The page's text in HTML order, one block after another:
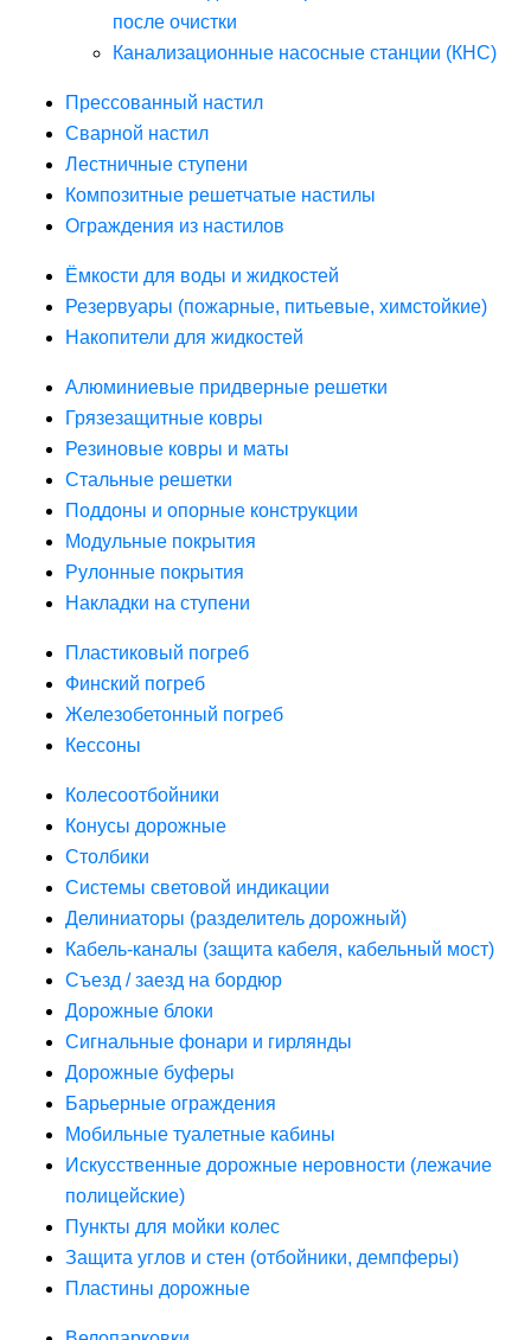
после очистки
Канализационные насосные станции (КНС)
Прессованный настил
Сварной настил
Лестничные ступени
Композитные решетчатые настилы
Ограждения из настилов
Ёмкости для воды и жидкостей
Резервуары (пожарные, питьевые, химстойкие)
Накопители для жидкостей
Алюминиевые придверные решетки
Грязезащитные ковры
Резиновые ковры и маты
Стальные решетки
Поддоны и опорные конструкции
Модульные покрытия
Рулонные покрытия
Накладки на ступени
Пластиковый погреб
Финский погреб
Железобетонный погреб
Кессоны
Колесоотбойники
Конусы дорожные
Столбики
Системы световой индикации
Делиниаторы (разделитель дорожный)
Кабель-каналы (защита кабеля, кабельный мост)
Съезд / заезд на бордюр
Дорожные блоки
Сигнальные фонари и гирлянды
Дорожные буферы
Барьерные ограждения
Мобильные туалетные кабины
Искусственные дорожные неровности (лежачие
полицейские)
Пункты для мойки колес
Защита углов и стен (отбойники, демпферы)
Пластины дорожные